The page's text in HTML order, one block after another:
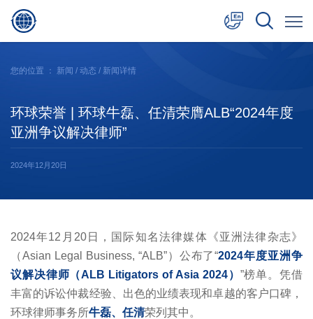
日本語
您的位置 ： 新闻 / 动态 / 新闻详情
环球荣誉 | 环球牛磊、任清荣膺ALB“2024年度
亚洲争议解决律师”
2024年12月20日
2024年12月20日，国际知名法律媒体《亚洲法律杂志》
（Asian Legal Business, “ALB”）公布了“2024年度亚洲争
议解决律师（ALB Litigators of Asia 2024） ”榜单。凭借
丰富的诉讼仲裁经验、出色的业绩表现和卓越的客户口碑，
环球律师事务所牛磊、任清荣列其中。